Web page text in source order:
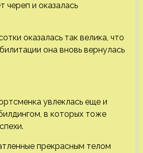
череп и оказалась
оказалась так велика, что
она вновь вернулась
увлеклась еще и
в которых тоже
прекрасным телом